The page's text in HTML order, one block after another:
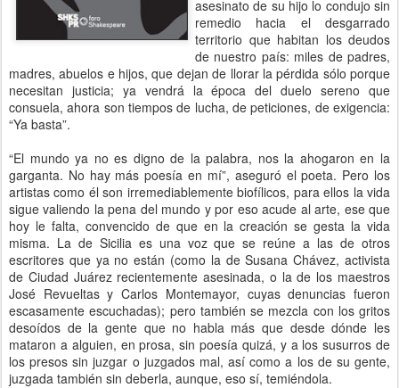
asesinato de su hijo lo condujo sin
remedio hacia el desgarrado
territorio que habitan los deudos
de nuestro país: miles de padres,
madres, abuelos e hijos, que dejan de llorar la pérdida sólo porque
necesitan justicia; ya vendrá la época del duelo sereno que
consuela, ahora son tiempos de lucha, de peticiones, de exigencia:
“Ya basta”.
“El mundo ya no es digno de la palabra, nos la ahogaron en la
garganta. No hay más poesía en mí”, aseguró el poeta. Pero los
artistas como él son irremediablemente biofílicos, para ellos la vida
sigue valiendo la pena del mundo y por eso acude al arte, ese que
hoy le falta, convencido de que en la creación se gesta la vida
misma. La de Sicilia es una voz que se reúne a las de otros
escritores que ya no están (como la de Susana Chávez, activista
de Ciudad Juárez recientemente asesinada, o la de los maestros
José Revueltas y Carlos Montemayor, cuyas denuncias fueron
escasamente escuchadas); pero también se mezcla con los gritos
desoídos de la gente que no habla más que desde dónde les
mataron a alguien, en prosa, sin poesía quizá, y a los susurros de
los presos sin juzgar o juzgados mal, así como a los de su gente,
juzgada también sin deberla, aunque, eso sí, temiéndola.